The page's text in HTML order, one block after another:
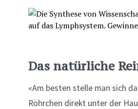
Das natürliche
«Am besten stelle man sich
Röhrchen direkt unter der